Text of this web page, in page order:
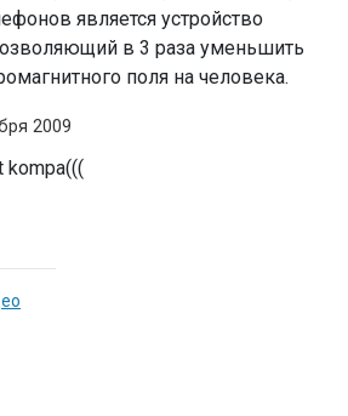
является устройство
в 3 раза уменьшить
поля на человека.
2009
kompa(((